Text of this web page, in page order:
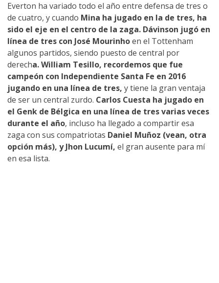
Everton ha variado todo el año entre defensa de tres o
de cuatro, y cuando Mina ha jugado en la de tres, ha
sido el eje en el centro de la zaga. Dávinson jugó en
línea de tres con José Mourinhoen el Tottenham
algunos partidos, siendo puesto de central por
derecha. William Tesillo, recordemos que fue
campeón con Independiente Santa Fe en 2016
jugando en una línea de tres, y tiene la gran ventaja
de ser un central zurdo. Carlos Cuesta ha jugado en
el Genk de Bélgica en una línea de tres varias veces
durante el año, incluso ha llegado a compartir esa
zaga con sus compatriotas Daniel Muñoz (vean, otra
opción más), y Jhon Lucumí, el gran ausente para mí
en esa lista.